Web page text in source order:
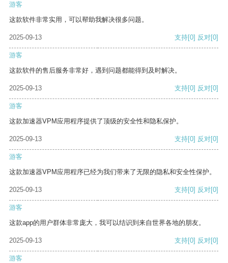
游客
这款软件非常实用，可以帮助我解决很多问题。
2025-09-13 支持[0] 反对[0]
游客
这款软件的售后服务非常好，遇到问题都能得到及时解决。
2025-09-13 支持[0] 反对[0]
游客
这款加速器VPM应用程序提供了顶级的安全性和隐私保护。
2025-09-13 支持[0] 反对[0]
游客
这款加速器VPM应用程序已经为我们带来了无限的隐私和安全性保护。
2025-09-13 支持[0] 反对[0]
游客
这款app的用户群体非常庞大，我可以结识到来自世界各地的朋友。
2025-09-13 支持[0] 反对[0]
游客